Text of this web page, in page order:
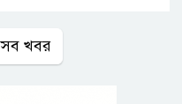
সব খবর